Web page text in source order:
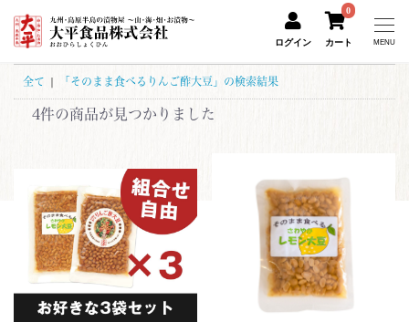
ログイン
0
カート MENU
全て | 「そのまま食べるりんご酢大豆」の検索結果
4件の商品が見つかりました